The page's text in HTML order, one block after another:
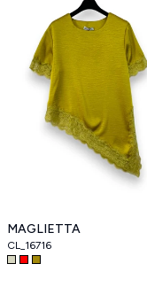
MAGLIETTA
CL_16716